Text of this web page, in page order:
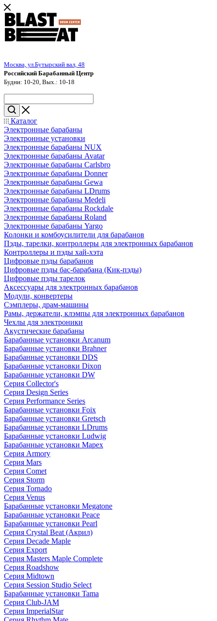
Москва, ул.Бутырский вал, 48
Российский Барабанный Центр
Будни: 10-20, Вых.: 10-18
Каталог
Электронные барабаны
Электронные установки
Электронные барабаны NUX
Электронные барабаны Avatar
Электронные барабаны Carlsbro
Электронные барабаны Donner
Электронные барабаны Gewa
Электронные барабаны LDrums
Электронные барабаны Medeli
Электронные барабаны Rockdale
Электронные барабаны Roland
Электронные барабаны Yargo
Колонки и комбоусилители для барабанов
Пэды, тарелки, контроллеры для электронных барабанов
Контроллеры и пэды хай-хэта
Цифровые пэды барабанов
Цифровые пэды бас-барабана (Кик-пэды)
Цифровые пэды тарелок
Аксессуары для электронных барабанов
Модули, конвертеры
Сэмплеры, драм-машины
Рамы, держатели, клэмпы для электронных барабанов
Чехлы для электроники
Акустические барабаны
Барабанные установки Arcanum
Барабанные установки Brahner
Барабанные установки DDS
Барабанные установки Dixon
Барабанные установки DW
Серия Collector's
Серия Design Series
Серия Performance Series
Барабанные установки Foix
Барабанные установки Gretsch
Барабанные установки LDrums
Барабанные установки Ludwig
Барабанные установки Mapex
Серия Armory
Серия Mars
Серия Comet
Серия Storm
Серия Tornado
Серия Venus
Барабанные установки Megatone
Барабанные установки Peace
Барабанные установки Pearl
Серия Crystal Beat (Акрил)
Серия Decade Maple
Серия Export
Серия Masters Maple Complete
Серия Roadshow
Серия Midtown
Серия Session Studio Select
Барабанные установки Tama
Серия Club-JAM
Серия ImperialStar